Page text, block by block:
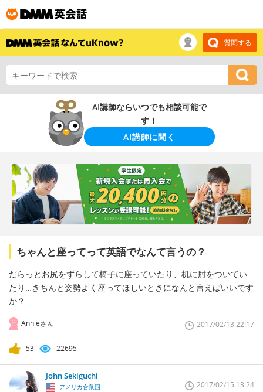
質問する
AI講師ならいつでも相談可能で
す！
AI講師に聞く
ちゃんと座ってって英語でなんて言うの？
だらっとお尻をずらして椅子に座っていたり、机に肘をついてい
たり…きちんと姿勢よく座ってほしいときになんと言えばいいです
か？
Annieさん 2017/02/13 22:17
53 22695
John Sekiguchi
アメリカ合衆国 2017/02/15 13:24